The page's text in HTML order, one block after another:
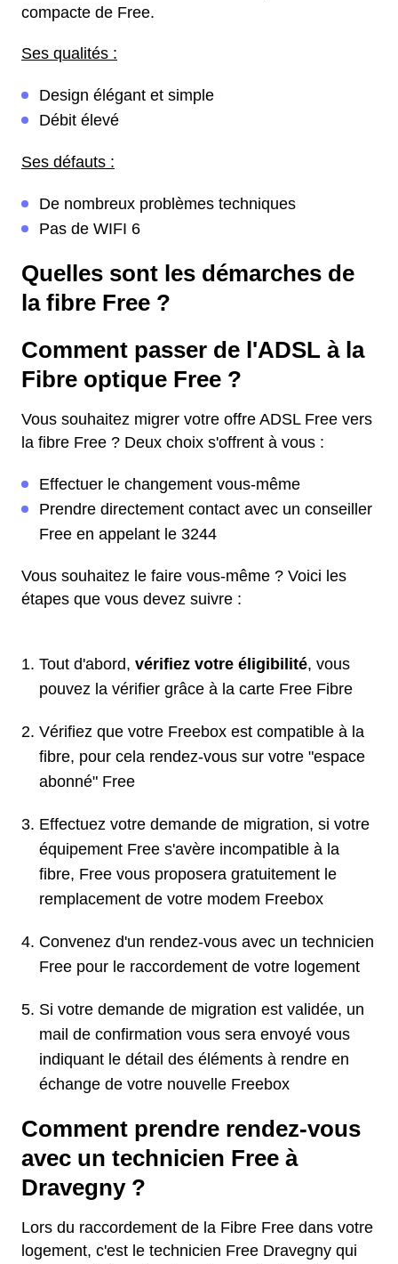
compacte de Free.
Ses qualités :
Design élégant et simple
Débit élevé
Ses défauts :
De nombreux problèmes techniques
Pas de WIFI 6
Quelles sont les démarches de
la fibre Free ?
Comment passer de l'ADSL à la
Fibre optique Free ?
Vous souhaitez migrer votre offre ADSL Free vers
la fibre Free ? Deux choix s'offrent à vous :
Effectuer le changement vous-même
Prendre directement contact avec un conseiller
Free en appelant le 3244
Vous souhaitez le faire vous-même ? Voici les
étapes que vous devez suivre :
Tout d'abord, vérifiez votre éligibilité, vous
pouvez la vérifier grâce à la carte Free Fibre
Vérifiez que votre Freebox est compatible à la
fibre, pour cela rendez-vous sur votre "espace
abonné" Free
Effectuez votre demande de migration, si votre
équipement Free s'avère incompatible à la
fibre, Free vous proposera gratuitement le
remplacement de votre modem Freebox
Convenez d'un rendez-vous avec un technicien
Free pour le raccordement de votre logement
Si votre demande de migration est validée, un
mail de confirmation vous sera envoyé vous
indiquant le détail des éléments à rendre en
échange de votre nouvelle Freebox
Comment prendre rendez-vous
avec un technicien Free à
Dravegny ?
Lors du raccordement de la Fibre Free dans votre
logement, c'est le technicien Free Dravegny qui